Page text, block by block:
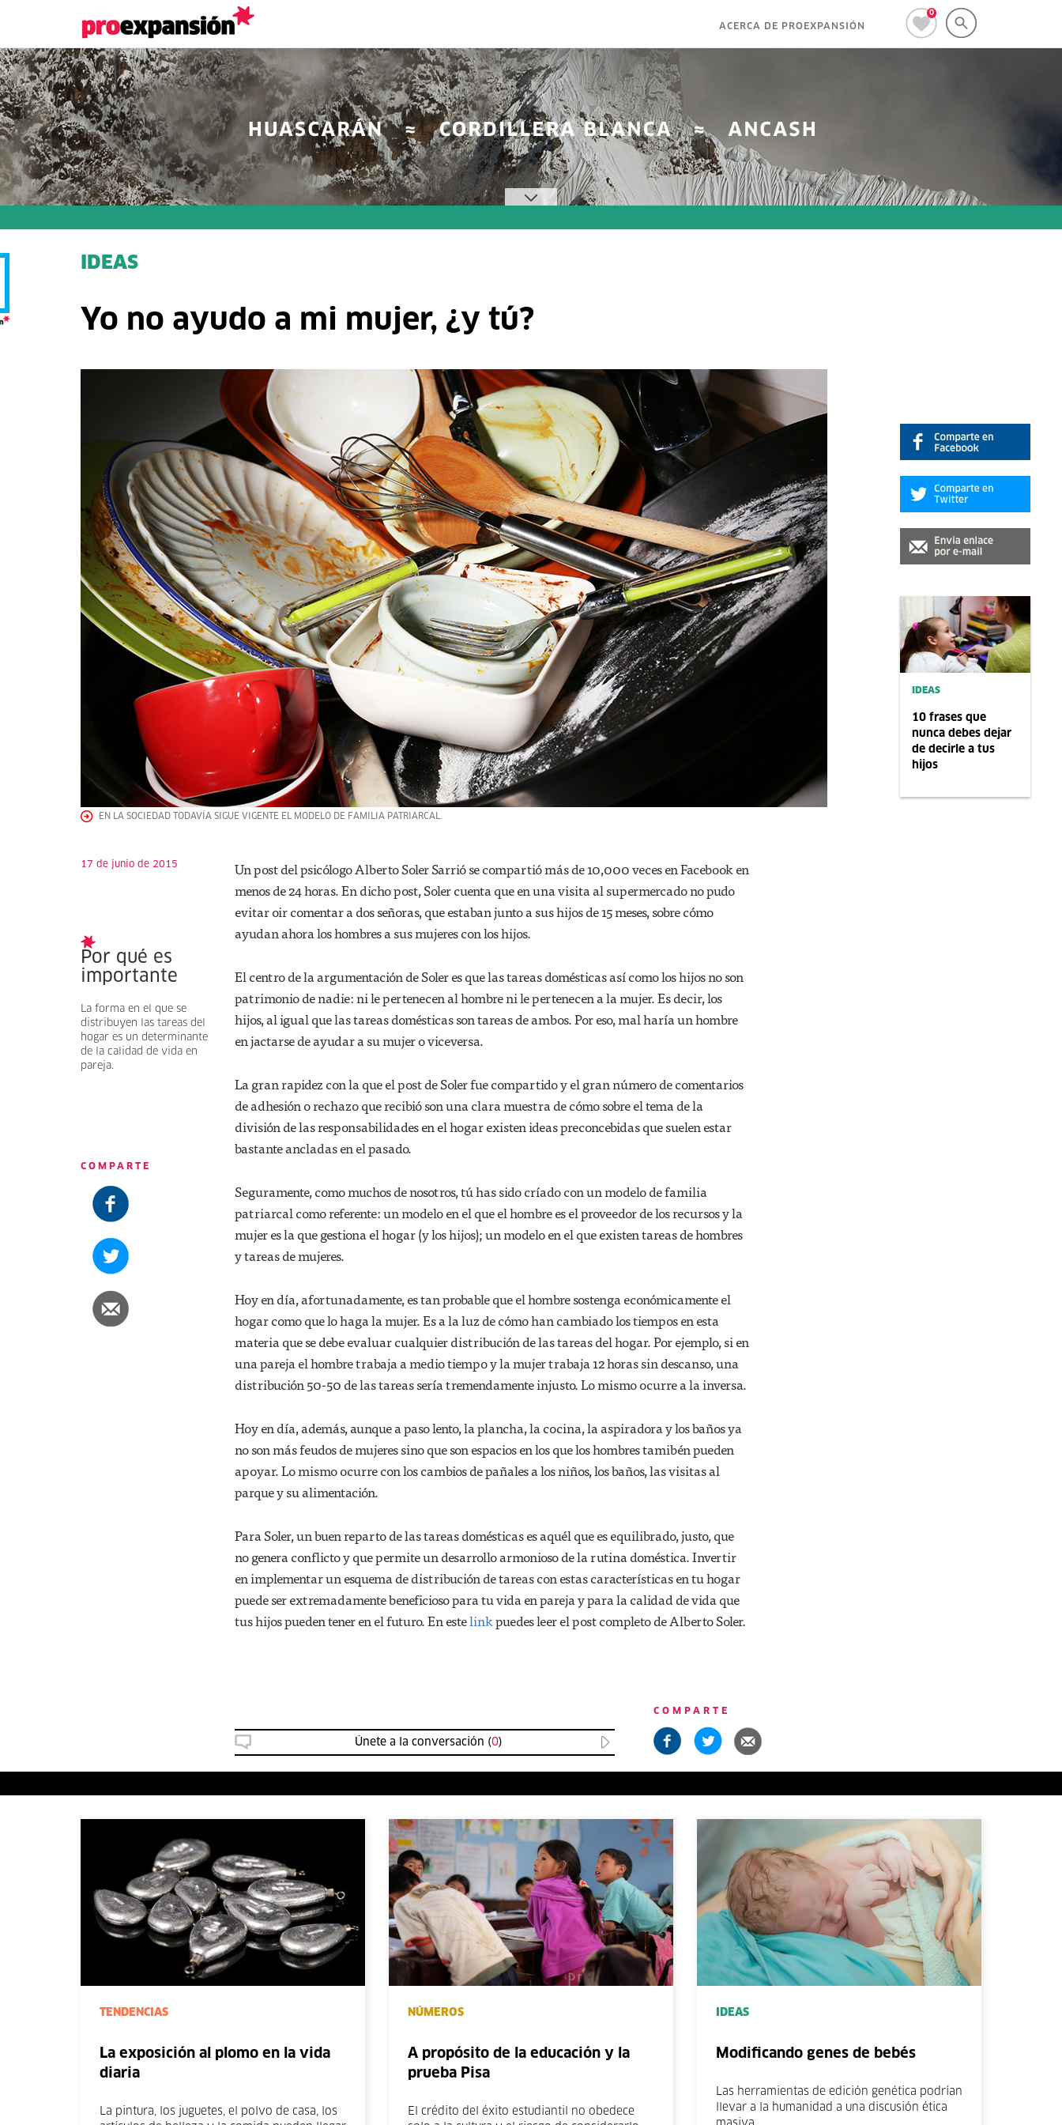
0
ACERCA DE PROEXPANSIÓN
IDEAS
10 frases que
nunca debes dejar
de decirle a tus
hijos
IDEAS
Yo no ayudo a mi mujer, ¿y tú?
EN LA SOCIEDAD TODAVÍA SIGUE VIGENTE EL MODELO DE FAMILIA PATRIARCAL.
17 de junio de 2015
Por qué es
importante
La forma en el que se
distribuyen las tareas del
hogar es un determinante
de la calidad de vida en
pareja.
COMPARTE
Un post del psicólogo Alberto Soler Sarrió se compartió más de 10,000 veces en Facebook en
menos de 24 horas. En dicho post, Soler cuenta que en una visita al supermercado no pudo
evitar oir comentar a dos señoras, que estaban junto a sus hijos de 15 meses, sobre cómo
ayudan ahora los hombres a sus mujeres con los hijos.
El centro de la argumentación de Soler es que las tareas domésticas así como los hijos no son
patrimonio de nadie: ni le pertenecen al hombre ni le pertenecen a la mujer. Es decir, los
hijos, al igual que las tareas domésticas son tareas de ambos. Por eso, mal haría un hombre
en jactarse de ayudar a su mujer o viceversa.
La gran rapidez con la que el post de Soler fue compartido y el gran número de comentarios
de adhesión o rechazo que recibió son una clara muestra de cómo sobre el tema de la
división de las responsabilidades en el hogar existen ideas preconcebidas que suelen estar
bastante ancladas en el pasado.
Seguramente, como muchos de nosotros, tú has sido críado con un modelo de familia
patriarcal como referente: un modelo en el que el hombre es el proveedor de los recursos y la
mujer es la que gestiona el hogar (y los hijos); un modelo en el que existen tareas de hombres
y tareas de mujeres.
Hoy en día, afortunadamente, es tan probable que el hombre sostenga económicamente el
hogar como que lo haga la mujer. Es a la luz de cómo han cambiado los tiempos en esta
materia que se debe evaluar cualquier distribución de las tareas del hogar. Por ejemplo, si en
una pareja el hombre trabaja a medio tiempo y la mujer trabaja 12 horas sin descanso, una
distribución 50-50 de las tareas sería tremendamente injusto. Lo mismo ocurre a la inversa.
Hoy en día, además, aunque a paso lento, la plancha, la cocina, la aspiradora y los baños ya
no son más feudos de mujeres sino que son espacios en los que los hombres tamibén pueden
apoyar. Lo mismo ocurre con los cambios de pañales a los niños, los baños, las visitas al
parque y su alimentación.
Para Soler, un buen reparto de las tareas domésticas es aquél que es equilibrado, justo, que
no genera conflicto y que permite un desarrollo armonioso de la rutina doméstica. Invertir
en implementar un esquema de distribución de tareas con estas características en tu hogar
puede ser extremadamente beneficioso para tu vida en pareja y para la calidad de vida que
tus hijos pueden tener en el futuro. En estelinkpuedes leer el post completo de Alberto Soler.
Únete a la conversación (0)
COMPARTE
TENDENCIAS
La exposición al plomo en la vida
diaria
La pintura, los juguetes, el polvo de casa, los
NÚMEROS
A propósito de la educación y la
prueba Pisa
El crédito del éxito estudiantil no obedece
IDEAS
Modificando genes de bebés
Las herramientas de edición genética podrían
llevar a la humanidad a una discusión ética